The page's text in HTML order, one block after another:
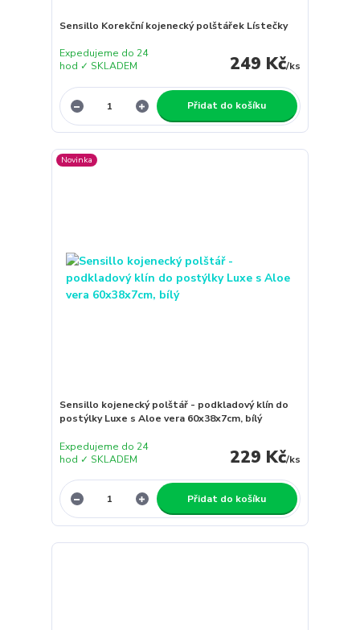
Sensillo Korekční kojenecký polštářek Lístečky
249 Kč/ks
Expedujeme do 24
hod ✓ SKLADEM
Přidat do košíku
Novinka
Sensillo kojenecký polštář - podkladový klín do
postýlky Luxe s Aloe vera 60x38x7cm, bílý
229 Kč/ks
Expedujeme do 24
hod ✓ SKLADEM
Přidat do košíku